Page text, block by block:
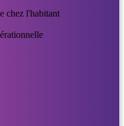
chez l'habitant